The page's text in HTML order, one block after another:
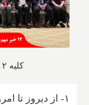
کلیه ۱۲ خبر مهم امروز کانادا و جهان
۱- از دیروز تا